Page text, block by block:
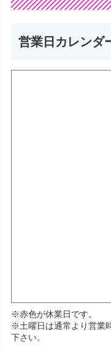
営業日カレンダ
※赤色が休業日です。
※土曜日は通常より営業
下さい。